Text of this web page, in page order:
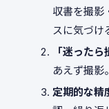
収書を撮影
スに気づけ
「迷った
あえず撮影
定期的な精